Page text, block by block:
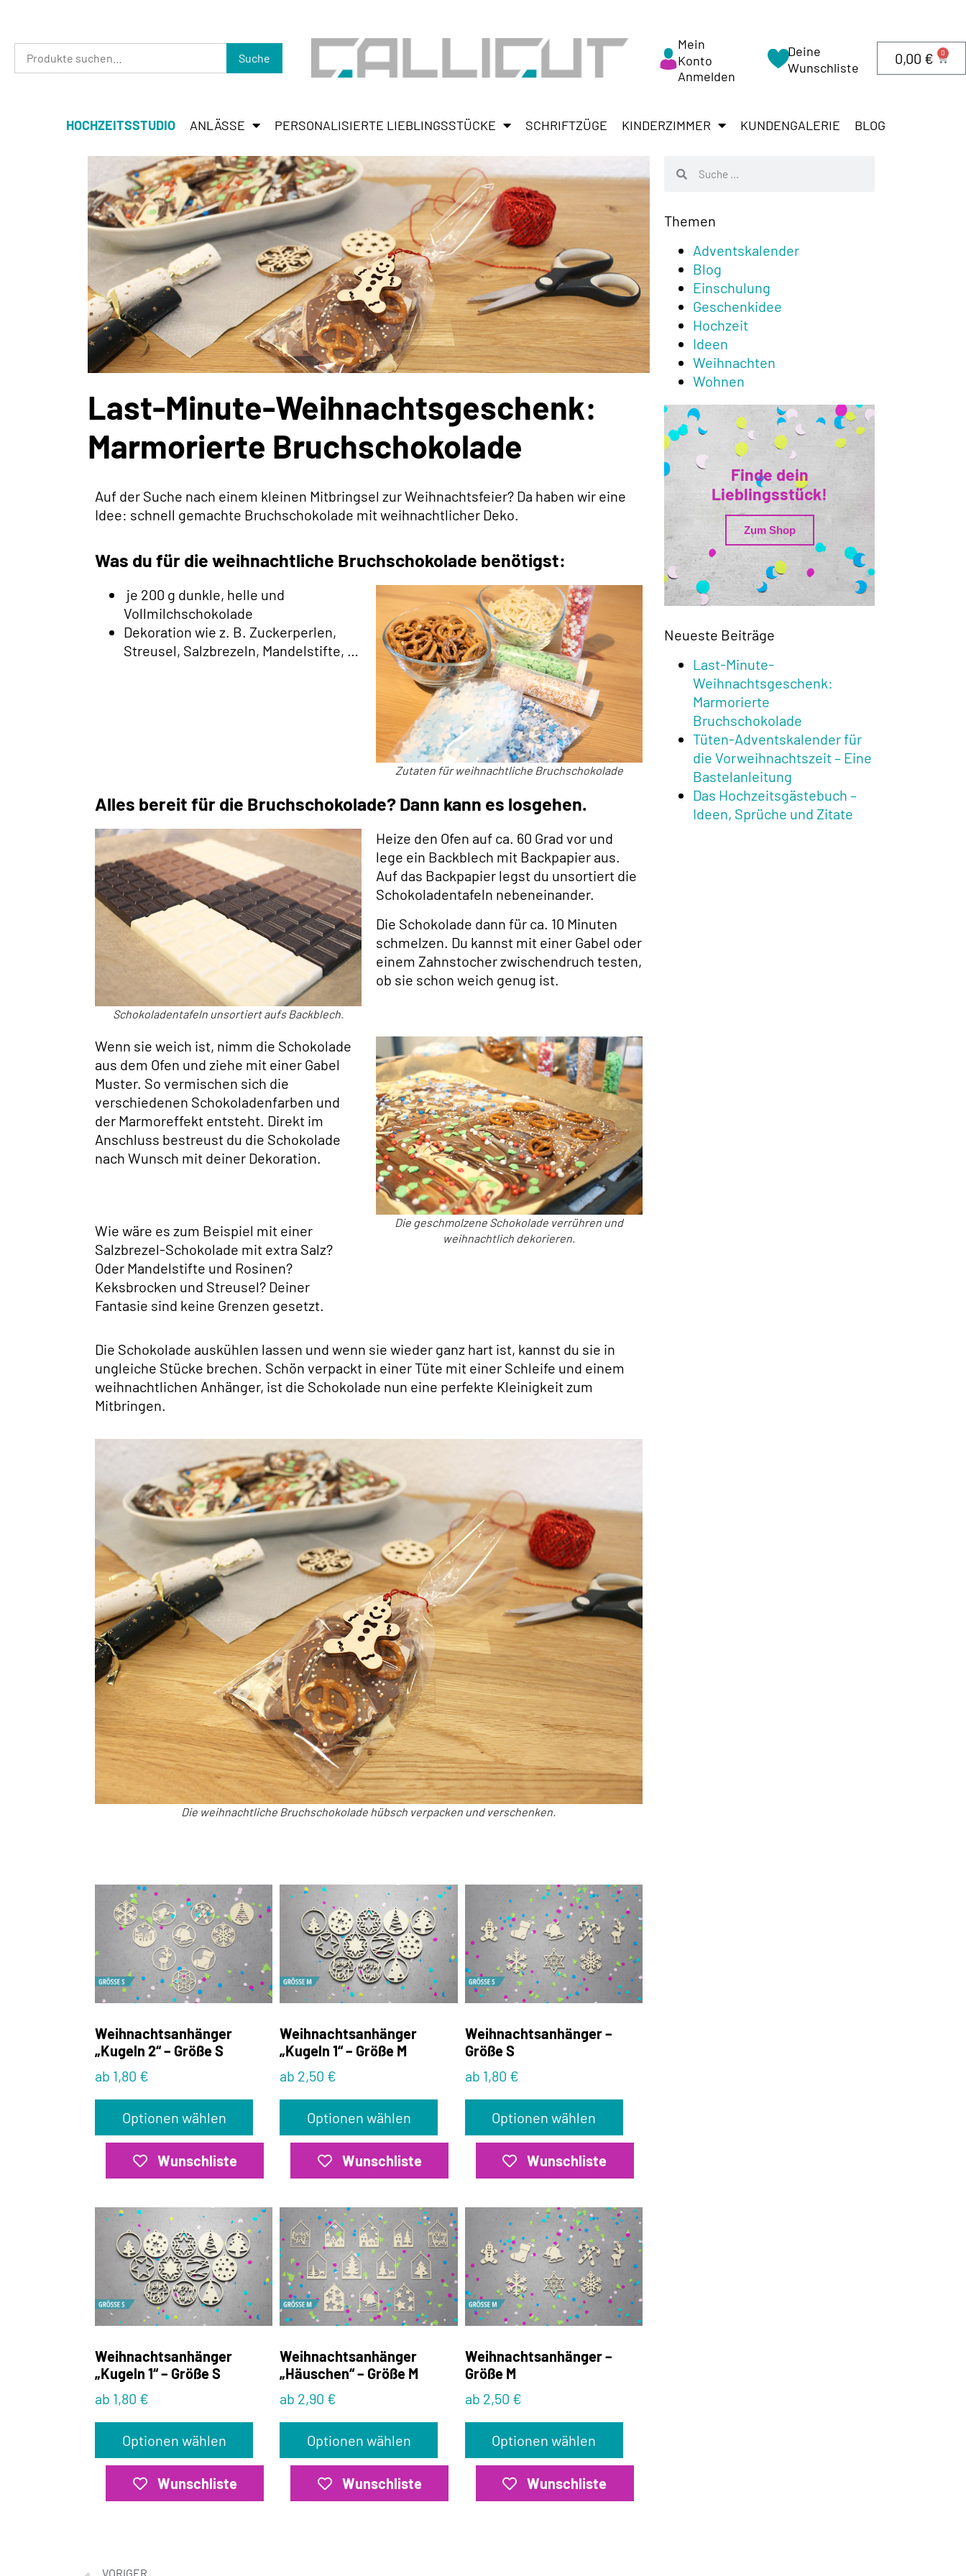
Suche
Mein
Konto
Anmelden
Deine
Wunschliste
0,00 € 0
HOCHZEITSSTUDIO ANLÄSSE PERSONALISIERTE LIEBLINGSSTÜCKE SCHRIFTZÜGE KINDERZIMMER KUNDENGALERIE BLOG
Last-Minute-Weihnachtsgeschenk:
Marmorierte Bruchschokolade
Auf der Suche nach einem kleinen Mitbringsel zur Weihnachtsfeier? Da haben wir eine
Idee: schnell gemachte Bruchschokolade mit weihnachtlicher Deko.
Was du für die weihnachtliche Bruchschokolade benötigst:
je 200 g dunkle, helle und
Vollmilchschokolade
Dekoration wie z. B. Zuckerperlen,
Streusel, Salzbrezeln, Mandelstifte, …
Zutaten für weihnachtliche Bruchschokolade
Alles bereit für die Bruchschokolade? Dann kann es losgehen.
Schokoladentafeln unsortiert aufs Backblech.
Heize den Ofen auf ca. 60 Grad vor und
lege ein Backblech mit Backpapier aus.
Auf das Backpapier legst du unsortiert die
Schokoladentafeln nebeneinander.
Die Schokolade dann für ca. 10 Minuten
schmelzen. Du kannst mit einer Gabel oder
einem Zahnstocher zwischendruch testen,
ob sie schon weich genug ist.
Wenn sie weich ist, nimm die Schokolade
aus dem Ofen und ziehe mit einer Gabel
Muster. So vermischen sich die
verschiedenen Schokoladenfarben und
der Marmoreffekt entsteht. Direkt im
Anschluss bestreust du die Schokolade
nach Wunsch mit deiner Dekoration.
Wie wäre es zum Beispiel mit einer
Salzbrezel-Schokolade mit extra Salz?
Oder Mandelstifte und Rosinen?
Keksbrocken und Streusel? Deiner
Fantasie sind keine Grenzen gesetzt.
Die geschmolzene Schokolade verrühren und
weihnachtlich dekorieren.
Die Schokolade auskühlen lassen und wenn sie wieder ganz hart ist, kannst du sie in
ungleiche Stücke brechen. Schön verpackt in einer Tüte mit einer Schleife und einem
weihnachtlichen Anhänger, ist die Schokolade nun eine perfekte Kleinigkeit zum
Mitbringen.
Die weihnachtliche Bruchschokolade hübsch verpacken und verschenken.
Weihnachtsanhänger
„Kugeln 2“ – Größe S
ab 1,80 €
Optionen wählen
Wunschliste
Weihnachtsanhänger
„Kugeln 1“ – Größe M
ab 2,50 €
Optionen wählen
Wunschliste
Weihnachtsanhänger –
Größe S
ab 1,80 €
Optionen wählen
Wunschliste
Weihnachtsanhänger
„Kugeln 1“ – Größe S
ab 1,80 €
Optionen wählen
Wunschliste
Weihnachtsanhänger
„Häuschen“ – Größe M
ab 2,90 €
Optionen wählen
Wunschliste
Weihnachtsanhänger –
Größe M
ab 2,50 €
Optionen wählen
Wunschliste
Themen
Adventskalender
Blog
Einschulung
Geschenkidee
Hochzeit
Ideen
Weihnachten
Wohnen
Finde dein
Lieblingsstück!
Zum Shop
Neueste Beiträge
Last-Minute-
Weihnachtsgeschenk:
Marmorierte
Bruchschokolade
Tüten-Adventskalender für
die Vorweihnachtszeit – Eine
Bastelanleitung
Das Hochzeitsgästebuch –
Ideen, Sprüche und Zitate
VORIGER